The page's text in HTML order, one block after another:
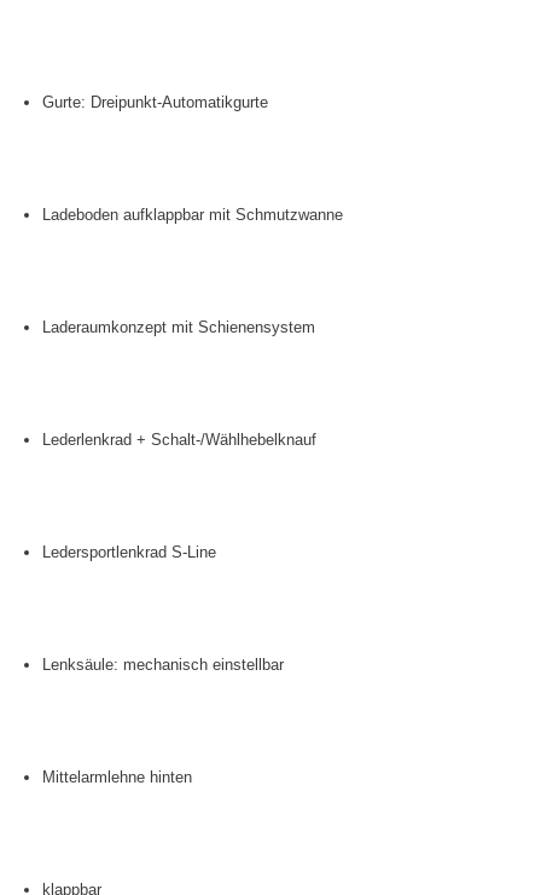
Gurte: Dreipunkt-Automatikgurte
Ladeboden aufklappbar mit Schmutzwanne
Laderaumkonzept mit Schienensystem
Lederlenkrad + Schalt-/Wählhebelknauf
Ledersportlenkrad S-Line
Lenksäule: mechanisch einstellbar
Mittelarmlehne hinten
klappbar